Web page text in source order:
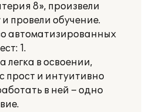
8», произвели
провели обучение.
автоматизированных
1.
легка в освоении,
прост и интуитивно
в ней – одно